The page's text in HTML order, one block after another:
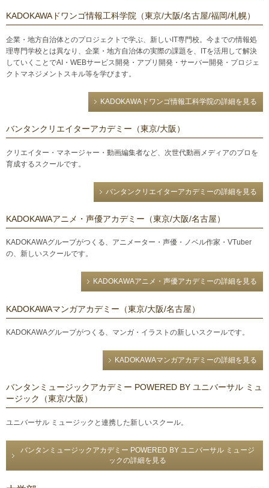
KADOKAWAドワンゴ情報工科学院（東京/大阪/名古屋/福岡/札幌）
企業・地方自治体とのプロジェクトで学ぶ、新しいIT専門校。今までの情報処
理専門学校とは異なり、企業・地方自治体の実際の課題を、ITを活用して解決
していくことでAI・WEBサービス開発・アプリ開発・サーバー開発・プロジェ
クトマネジメントスキル等を学びます。
KADOKAWAドワンゴ情報工科学院の詳細を見る
バンタンクリエイターアカデミー（東京/大阪）
クリエイター・マネージャー・動画編集者など、次世代動画メディアのプロを
育成するスクールです。
バンタンクリエイターアカデミーの詳細を見る
KADOKAWAアニメ・声優アカデミー（東京/大阪/名古屋）
KADOKAWAグループがつくる、アニメーター・声優・ノベル作家・VTuber
の、新しいスクールです。
KADOKAWAアニメ・声優アカデミーの詳細を見る
KADOKAWAマンガアカデミー（東京/大阪/名古屋）
KADOKAWAグループがつくる、マンガ・イラストの新しいスクールです。
KADOKAWAマンガアカデミーの詳細を見る
バンタンミュージックアカデミー POWERED BY ユニバーサル ミュ
ージック（東京/大阪）
ユニバーサル ミュージックと連携した新しいスクール。
バンタンミュージックアカデミー POWERED BY ユニバーサル ミュージ
ックの詳細を見る